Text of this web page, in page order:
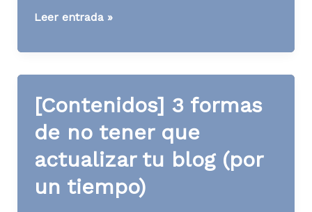
Media
S07
Leer entrada »
[Contenidos] 3 formas
de no tener que
actualizar tu blog (por
un tiempo)